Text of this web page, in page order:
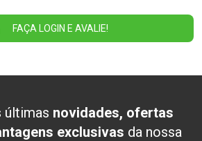
FAÇA LOGIN E AVALIE!
últimas novidades, ofertas
exclusivas da nossa